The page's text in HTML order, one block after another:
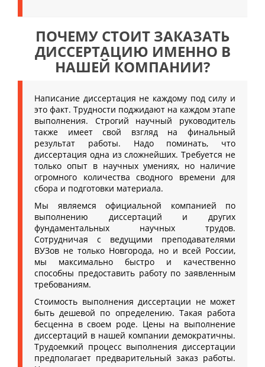
ПОЧЕМУ СТОИТ ЗАКАЗАТЬ
ДИССЕРТАЦИЮ ИМЕННО В
НАШЕЙ КОМПАНИИ?
Написание диссертация не каждому под силу и
это факт. Трудности поджидают на каждом этапе
выполнения. Строгий научный руководитель
также имеет свой взгляд на финальный
результат работы. Надо поминать, что
диссертация одна из сложнейших. Требуется не
только опыт в научных умениях, но наличие
огромного количества сводного времени для
сбора и подготовки материала.
Мы являемся официальной компанией по
выполнению диссертаций и других
фундаментальных научных трудов.
Сотрудничая с ведущими преподавателями
ВУЗов не только Новгорода, но и всей России,
мы максимально быстро и качественно
способны предоставить работу по заявленным
требованиям.
Стоимость выполнения диссертации не может
быть дешевой по определению. Такая работа
бесценна в своем роде. Цены на выполнение
диссертаций в нашей компании демократичны.
Трудоемкий процесс выполнения диссертации
предполагает предварительный заказ работы.